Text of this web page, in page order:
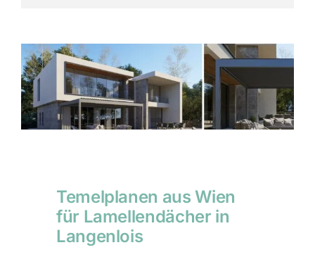
Temelplanen aus Wien
für Lamellendächer in
Langenlois